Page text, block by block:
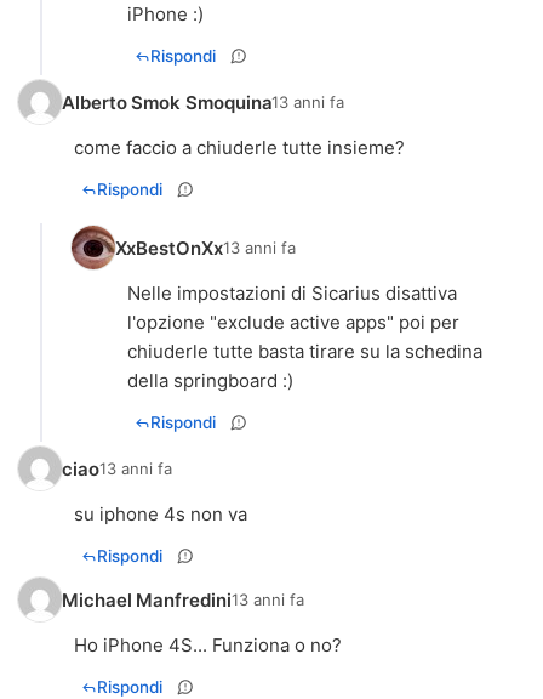
iPhone :)
Rispondi
Alberto Smok Smoquina13 anni fa
Rispondi
XxBestOnXx13 anni fa
Nelle impostazioni di Sicarius disattiva
l'opzione "exclude active apps" poi per
chiuderle tutte basta tirare su la schedina
Rispondi
ciao13 anni fa
su iphone 4s non va
Rispondi
Michael Manfredini13 anni fa
Ho iPhone 4S... Funziona o no?
Rispondi